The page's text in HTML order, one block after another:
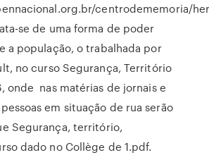
centrodememoria/
se de uma forma de poder
a população, o trabalhada por
no curso Segurança, Território
onde nas matérias de jornais e
em situação de rua serão
Segurança, território,
dado no Collège de 1.pdf.